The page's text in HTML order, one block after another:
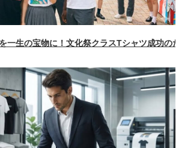
一生の宝物に！文化祭クラスTシャツ成功